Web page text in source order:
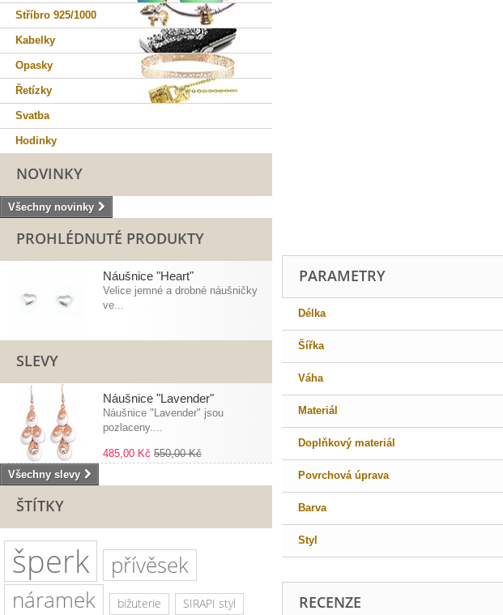
Stříbro 925/1000
Kabelky
Opasky
Řetízky
Svatba
Hodinky
NOVINKY
Všechny novinky
PROHLÉDNUTÉ PRODUKTY
Náušnice "Heart"
Velice jemné a drobné náušničky
ve...
SLEVY
Náušnice "Lavender"
Náušnice "Lavender" jsou
pozlaceny....
485,00 Kč 550,00 Kč
Všechny slevy
ŠTÍTKY
šperk
přívěsek
náramek
bižuterie
SIRAPI styl
PARAMETRY
Délka
Šířka
Váha
Materiál
Doplňkový materiál
Povrchová úprava
Barva
Styl
RECENZE